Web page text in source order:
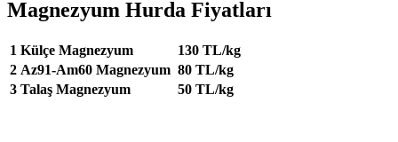
Magnezyum Hurda Fiyatları
1 Külçe Magnezyum
130 TL/kg
2 Az91-Am60 Magnezyum 80 TL/kg
3 Talaş Magnezyum 50 TL/kg